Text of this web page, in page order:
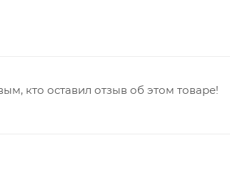
кто оставил отзыв об этом товаре!